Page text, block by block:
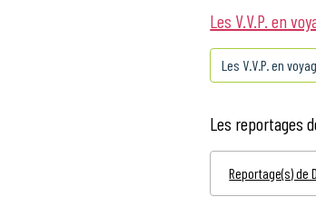
Les V.V.P. en
Les V.V.P. en
Les reportages
Reportage(s) de